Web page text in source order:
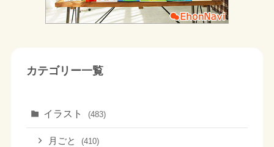
カテゴリー一覧
イラスト (483)
月ごと (410)